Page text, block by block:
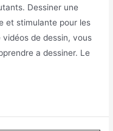
Dessiner une
et stimulante pour les
de dessin, vous
a dessiner. Le